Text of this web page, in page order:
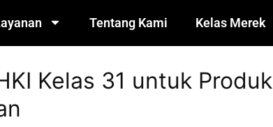
Tentang Kami Kelas Merek
Kelas 31 untuk Produk